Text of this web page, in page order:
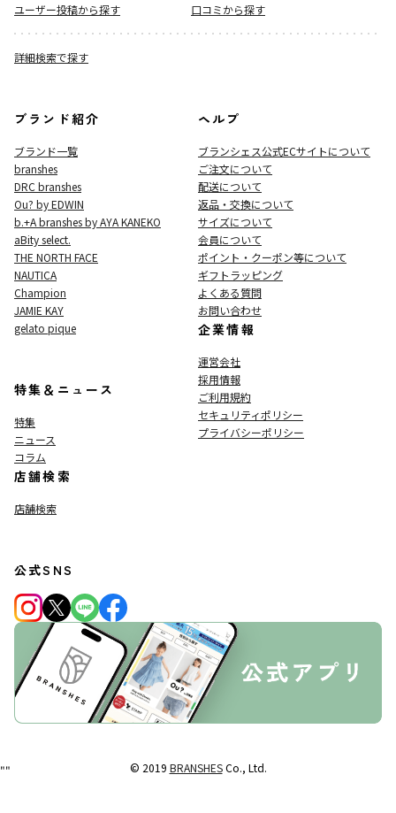
ユーザー投稿から探す
口コミから探す
詳細検索で探す
ブランド紹介
ブランド一覧
branshes
DRC branshes
Ou? by EDWIN
b.+A branshes by AYA KANEKO
aBity select.
THE NORTH FACE
NAUTICA
Champion
JAMIE KAY
gelato pique
特集＆ニュース
特集
ニュース
コラム
店舗検索
店舗検索
ヘルプ
ブランシェス公式ECサイトについて
ご注文について
配送について
返品・交換について
サイズについて
会員について
ポイント・クーポン等について
ギフトラッピング
よくある質問
お問い合わせ
企業情報
運営会社
採用情報
ご利用規約
セキュリティポリシー
プライバシーポリシー
公式SNS
© 2019 BRANSHESCo., Ltd.
""